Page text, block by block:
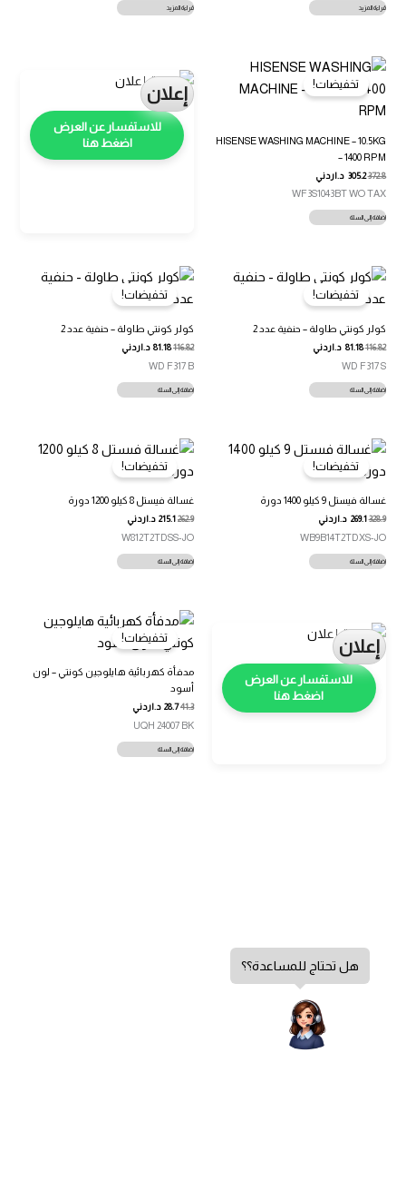
قراءة المزيد قراءة المزيد
تخفيضات!
HISENSE WASHING MACHINE – 10.5KG
– 1400 RPM
372.8
305.2 د.اردني
WF3S1043BT WO TAX
إضافة إلى السلة
إعلان
اضغط هنا
تخفيضات!
كولر كونتي طاولة – حنفية عدد 2
116.82
81.18 د.اردني
WD F317 S
إضافة إلى السلة
تخفيضات!
كولر كونتي طاولة – حنفية عدد 2
116.82
81.18 د.اردني
WD F317 B
إضافة إلى السلة
تخفيضات!
غسالة فيستل 9 كيلو 1400 دورة
328.9
269.1 د.اردني
WB9B14T2TDXS-JO
إضافة إلى السلة
تخفيضات!
غسالة فيستل 8 كيلو 1200 دورة
262.9
215.1 د.اردني
W812T2TDSS-JO
إضافة إلى السلة
إعلان
للاستفسار عن العرض
اضغط هنا
تخفيضات!
مدفأة كهربائية هايلوجين كونتي – لون
أسود
41.3
28.7 د.اردني
UQH 24007 BK
إضافة إلى السلة
هل تحتاج للمساعدة؟؟